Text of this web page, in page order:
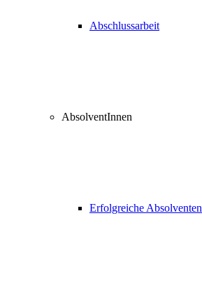
Abschlussarbeit
AbsolventInnen
Erfolgreiche Absolventen